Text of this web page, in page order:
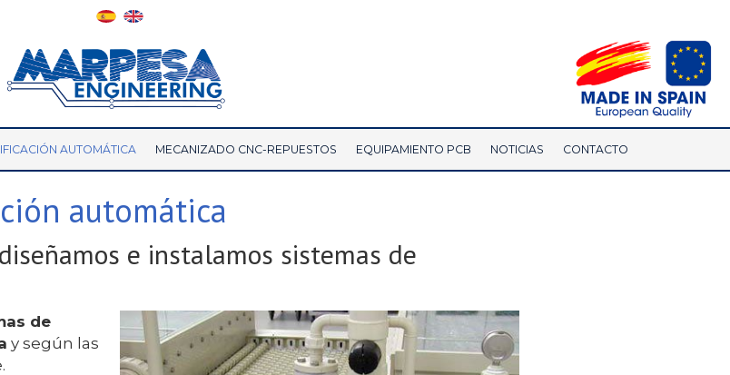
AUTOMÁTICA MECANIZADO CNC-REPUESTOS EQUIPAMIENTO PCB NOTICIAS CONTACTO
automática
e instalamos sistemas de
de
y según las